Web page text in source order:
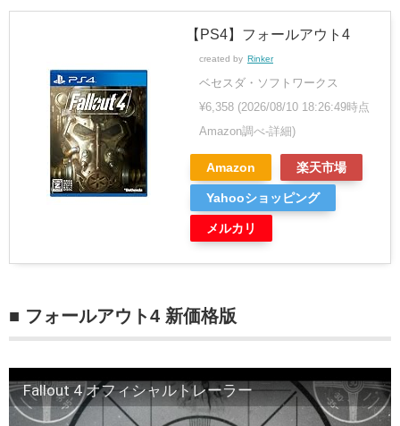
【PS4】フォールアウト4
created by Rinker
ベセスダ・ソフトワークス
¥6,358 (2026/08/10 18:26:49時点
Amazon調べ-詳細)
Amazon 楽天市場
Yahooショッピング
メルカリ
■ フォールアウト4 新価格版
Fallout 4 オフィシャルトレーラー